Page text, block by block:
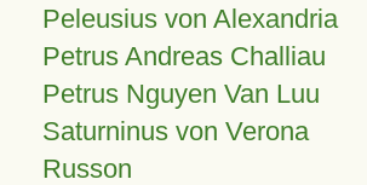
Peleusius von Alexandria
Petrus Andreas Challiau
Petrus Nguyen Van Luu
Saturninus von Verona
Russon